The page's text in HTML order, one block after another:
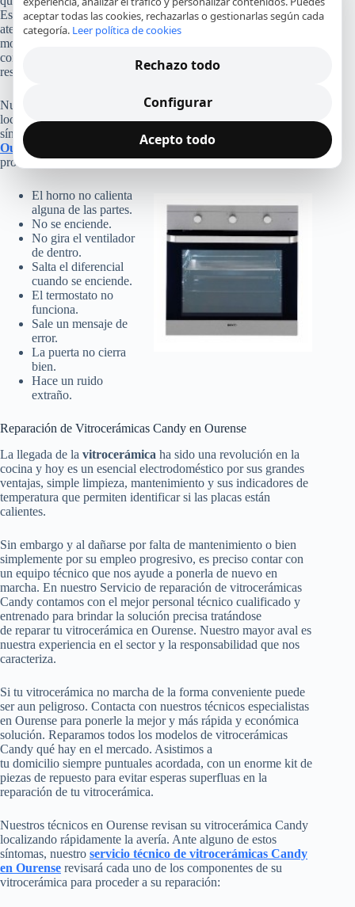
Esto nos fuerza a trabajar con la mayor velocidad, para
atender lo antes posible a los que precisan un arreglo. Por este
motivo damos siempre y en todo momento la primera cita libre
con uno de nuestros especialistas, procurando que la
restauración se efectúe rápidamente.
Nuestros técnicos en Ourense revisan su horno Candy
localizando rápidamente la avería. Ante alguno de estos
síntomas, nuestro
servicio técnico de hornos Candy en
Ourense
revisará cada uno de los componentes del horno para
proceder a su reparación:
El horno no calienta
alguna de las partes.
No se enciende.
No gira el ventilador
de dentro.
Salta el diferencial
cuando se enciende.
El termostato no
funciona.
Sale un mensaje de
error.
La puerta no cierra
bien.
Hace un ruido
extraño.
Reparación de Vitrocerámicas Candy en Ourense
La llegada de la vitrocerámica ha sido una revolución en la
cocina y hoy es un esencial electrodoméstico por sus grandes
ventajas, simple limpieza, mantenimiento y sus indicadores de
temperatura que permiten identificar si las placas están
calientes.
Sin embargo y al dañarse por falta de mantenimiento o bien
simplemente por su empleo progresivo, es preciso contar con
un equipo técnico que nos ayude a ponerla de nuevo en
marcha. En nuestro Servicio de reparación de vitrocerámicas
Candy contamos con el mejor personal técnico cualificado y
entrenado para brindar la solución precisa tratándose
de reparar tu vitrocerámica en Ourense. Nuestro mayor aval es
nuestra experiencia en el sector y la responsabilidad que nos
caracteriza.
Si tu vitrocerámica no marcha de la forma conveniente puede
ser aun peligroso. Contacta con nuestros técnicos especialistas
en Ourense para ponerle la mejor y más rápida y económica
solución. Reparamos todos los modelos de vitrocerámicas
Candy qué hay en el mercado. Asistimos a
tu domicilio siempre puntuales acordada, con un enorme kit de
piezas de repuesto para evitar esperas superfluas en la
reparación de tu vitrocerámica.
Nuestros técnicos en Ourense revisan su vitrocerámica Candy
localizando rápidamente la avería. Ante alguno de estos
síntomas, nuestro servicio técnico de vitrocerámicas Candy
en Ourense revisará cada uno de los componentes de su
vitrocerámica para proceder a su reparación:
aceptar todas las cookies, rechazarlas o gestionarlas según cada
categoría. Leer política de cookies
Rechazo todo
Configurar
Acepto todo